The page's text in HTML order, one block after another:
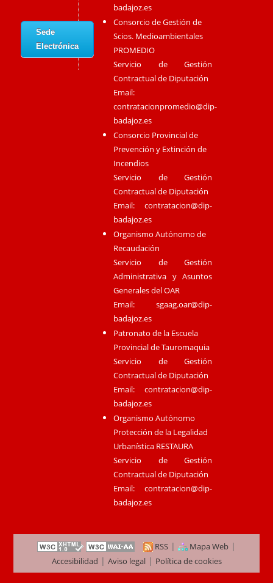
Sede
Electrónica
badajoz.es
Consorcio de Gestión de
Scios. Medioambientales
PROMEDIO
Servicio de Gestión
Contractual de Diputación
Email:
contratacionpromedio@dip-
badajoz.es
Consorcio Provincial de
Prevención y Extinción de
Incendios
Servicio de Gestión
Contractual de Diputación
Email:contratacion@dip-
badajoz.es
Organismo Autónomo de
Recaudación
Servicio de Gestión
Administrativa y Asuntos
Generales del OAR
Email:sgaag.oar@dip-
badajoz.es
Patronato de la Escuela
Provincial de Tauromaquia
Servicio de Gestión
Contractual de Diputación
Email:contratacion@dip-
badajoz.es
Organismo Autónomo
Protección de la Legalidad
Urbanística RESTAURA
Servicio de Gestión
Contractual de Diputación
Email:contratacion@dip-
badajoz.es
RSS | Mapa Web |
Accesibilidad | Aviso legal| Política de cookies